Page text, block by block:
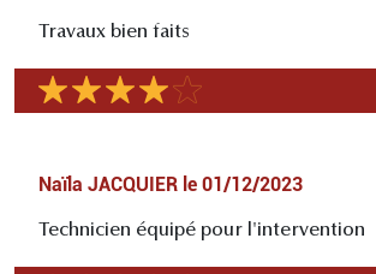
Travaux bien faits
Naïla JACQUIER le 01/12/2023
Technicien équipé pour l'intervention